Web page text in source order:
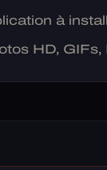
à
HD, GIFs,